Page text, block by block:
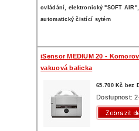
ovládání, elektronický "SOFT AIR",
automatický čistící sytém
iSensor MEDIUM 20 -
vakuová balicka
65.700 Kč bez
Dostupnost: